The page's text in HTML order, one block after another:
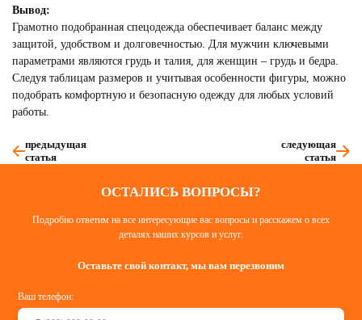
Вывод:
Грамотно подобранная спецодежда обеспечивает баланс между
защитой, удобством и долговечностью. Для мужчин ключевыми
параметрами являются грудь и талия, для женщин – грудь и бедра.
Следуя таблицам размеров и учитывая особенности фигуры, можно
подобрать комфортную и безопасную одежду для любых условий
работы.
предыдущая
статья
следующая
статья
ОСТАЛИСЬ ВОПРОСЫ?
Подробно ответим на все интересующие вас вопросы и расскажем о всех
деталях наших курсов и услуг.
Оставьте свой контакт, мы вам перезвоним
Ваш телефон: